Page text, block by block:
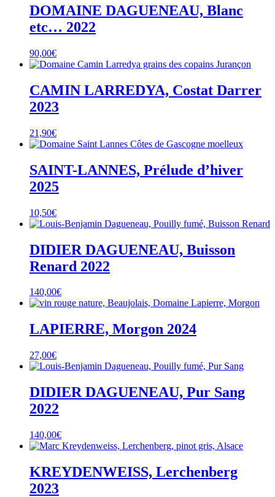
DOMAINE DAGUENEAU, Blanc
etc… 2022
90,00€
CAMIN LARREDYA, Costat Darrer
2023
21,90€
SAINT-LANNES, Prélude d’hiver
2025
10,50€
DIDIER DAGUENEAU, Buisson
Renard 2022
140,00€
LAPIERRE, Morgon 2024
27,00€
DIDIER DAGUENEAU, Pur Sang
2022
140,00€
KREYDENWEISS, Lerchenberg
2023